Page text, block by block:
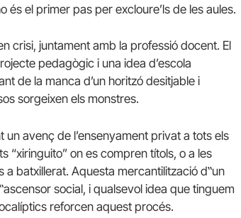
és el primer pas per excloure’ls de les aules.
crisi, juntament amb la professió docent. El
pedagògic i una idea d’escola
de la manca d’un horitzó desitjable i
sorgeixen els monstres.
avenç de l’ensenyament privat a tots els
“xiringuito” on es compren títols, o a les
batxillerat. Aquesta mercantilització d‟un
social, i qualsevol idea que tinguem
reforcen aquest procés.